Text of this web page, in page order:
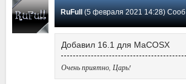
RuFull(5 февраля 2021 14:28) Сообщение #124
Добавил 16.1 для MaCOSX
Очень приятно, Царь!